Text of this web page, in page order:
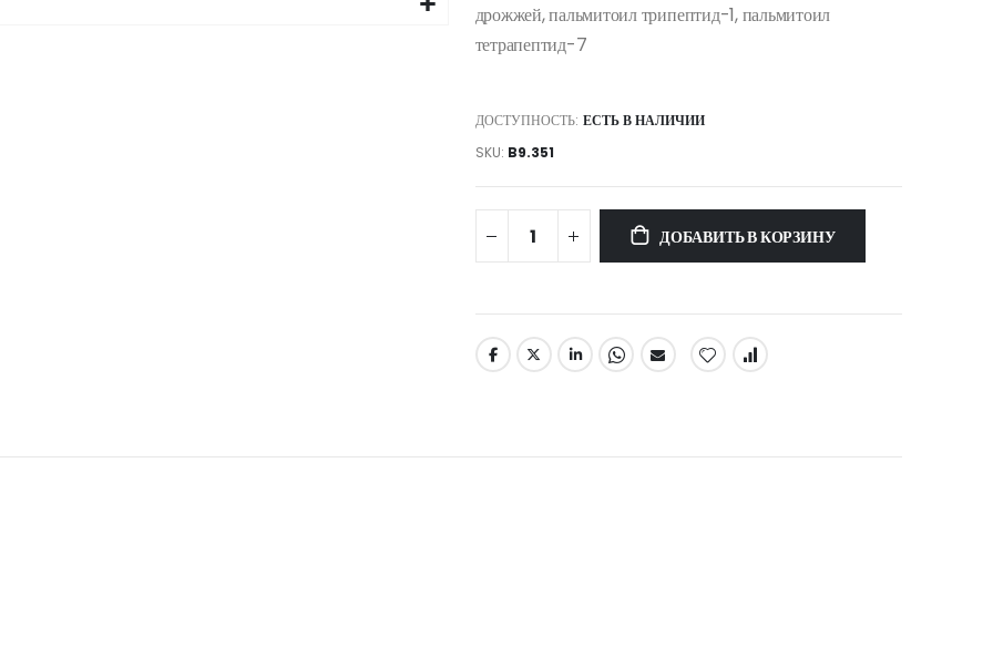
дрожжей, пальмитоил трипептид-1, пальмитоил
тетрапептид-7
ДОСТУПНОСТЬ: ЕСТЬ В НАЛИЧИИ
SKU B9.351
ДОБАВИТЬ В КОРЗИНУ